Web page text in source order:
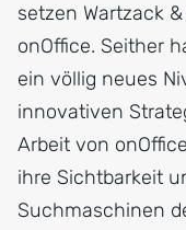
setzen Wartzack
onOffice. Seither
ein völlig neues
innovativen
Arbeit von
ihre Sichtbarkeit
Suchmaschinen